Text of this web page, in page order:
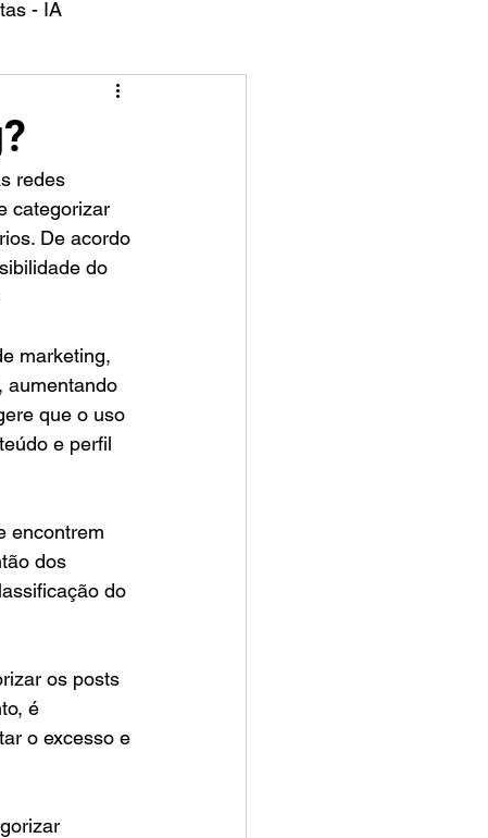
- IA
categorizar
De acordo
do
marketing,
aumentando
que o uso
e perfil
encontrem
dos
do
os posts
é
o excesso e